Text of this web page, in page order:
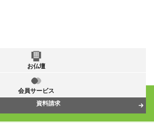
お仏壇
会員サービス
資料請求